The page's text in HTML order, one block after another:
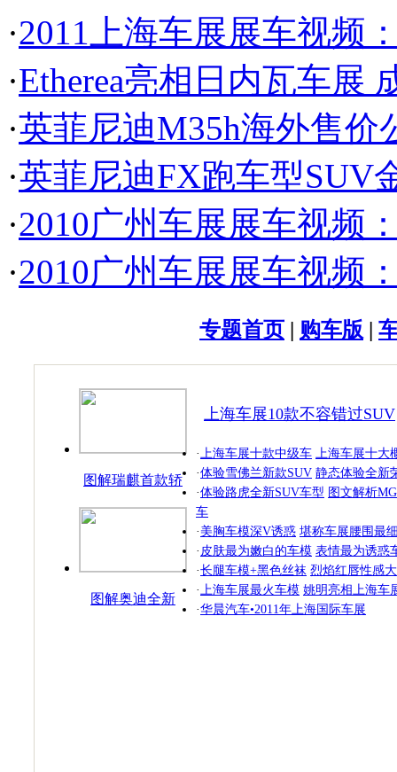
·2011上海车展展车视频
·Etherea亮相日内瓦车展
·英菲尼迪M35h海外售价
·英菲尼迪FX跑车型SUV
·2010广州车展展车视频
·2010广州车展展车视频
专题首页 购车版
图解瑞麒首款轿
跑
图解奥迪全新
上海车展10款不容错过SUV
·上海车展十款中级车 上海车展十大
·体验雪佛兰新款SUV 静态体验全新
·体验路虎全新SUV车型 图文解析
车
· 美胸车模深V诱惑 堪称车展腰围最
· 皮肤最为嫩白的车模 表情最为诱惑
·长腿车模+黑色丝袜 烈焰红唇性感
·上海车展最火车模 姚明亮相上海车
·华晨汽车•2011年上海国际车展